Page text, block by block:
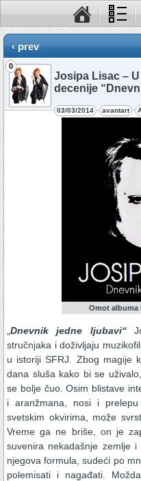
‹ prev
0
Josipa Lisac –
decenije
03/03/2014 avantart
Omot albuma
Dnevnik jedne ljubavi“
stručnjaka i doživljaju
u istoriji SFRJ. Zbog magije
dana sluša kako bi se
se bolje čuo. Osim blistave
i aranžmana, nosi i
svetskim okvirima, može
Vreme ga ne briše, on je
suvenira nekadašnje zemlje
njegova formula, sudeći po
polemisati i nagađati.